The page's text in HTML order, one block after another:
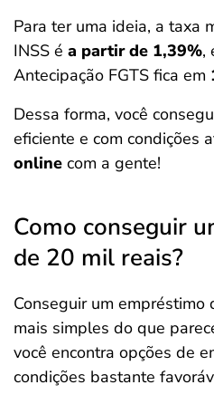
Para ter uma ideia, a taxa
INSS é a partir de 1,39%,
Antecipação FGTS fica em
Dessa forma, você
eficiente e com condições
online com a gente!
Como conseguir
de 20 mil reais?
Conseguir um
mais simples do que
você encontra opções de
condições bastante